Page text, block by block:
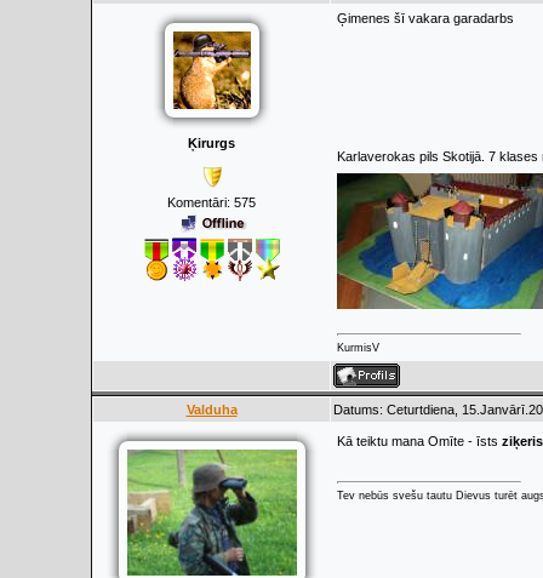
Ķirurgs
Komentāri: 575
Ģimenes šī vakara garadarbs
Karlaverokas pils Skotijā. 7
KurmisV
Valduha Datums: Ceturtdiena,
Kā teiktu mana Omīte - īsts ziķeris
Tev nebūs svešu tautu Dievus turēt